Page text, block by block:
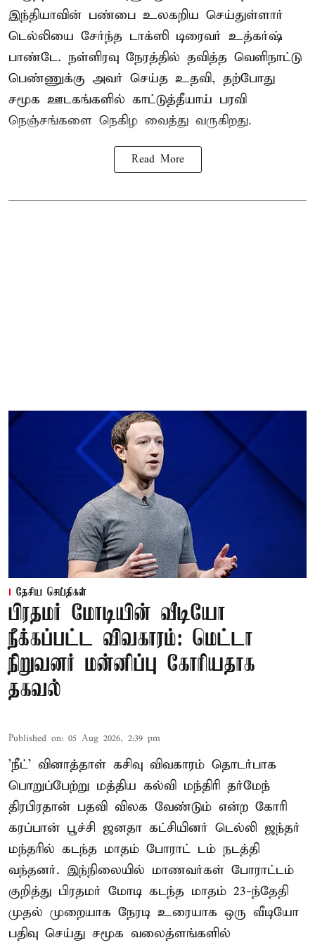
இந்தியாவின் பண்பை உலகறிய செய்துள்ளார்
டெல்லியை சேர்ந்த டாக்ஸி டிரைவர் உத்கர்ஷ்
பாண்டே. நள்ளிரவு நேரத்தில் தவித்த வெளிநாட்டு
பெண்ணுக்கு அவர் செய்த உதவி, தற்போது
சமூக ஊடகங்களில் காட்டுத்தீயாய் பரவி
நெஞ்சங்களை நெகிழ வைத்து வருகிறது.
Read More
தேசிய செய்திகள்
பிரதமர் மோடியின் வீடியோ
நீக்கப்பட்ட விவகாரம்: மெட்டா
நிறுவனர் மன்னிப்பு கோரியதாக
தகவல்
Published on: 05 Aug 2026, 2:39 pm
'நீட்' வினாத்தாள் கசிவு விவகாரம் தொடர்பாக
பொறுப்பேற்று மத்திய கல்வி மந்திரி தர்மேந்
திரபிரதான் பதவி விலக வேண்டும் என்ற கோரி
கரப்பான் பூச்சி ஜனதா கட்சியினர் டெல்லி ஜந்தர்
மந்தரில் கடந்த மாதம் போராட் டம் நடத்தி
வந்தனர். இந்நிலையில் மாணவர்கள் போராட்டம்
குறித்து பிரதமர் மோடி கடந்த மாதம் 23-ந்தேதி
முதல் முறையாக நேரடி உரையாக ஒரு வீடியோ
பதிவு செய்து சமூக வலைத்ளங்களில்